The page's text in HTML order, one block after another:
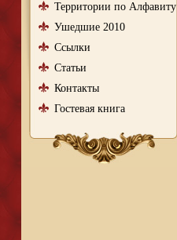
Территории по Алфавиту
Ушедшие 2010
Ссылки
Статьи
Контакты
Гостевая книга